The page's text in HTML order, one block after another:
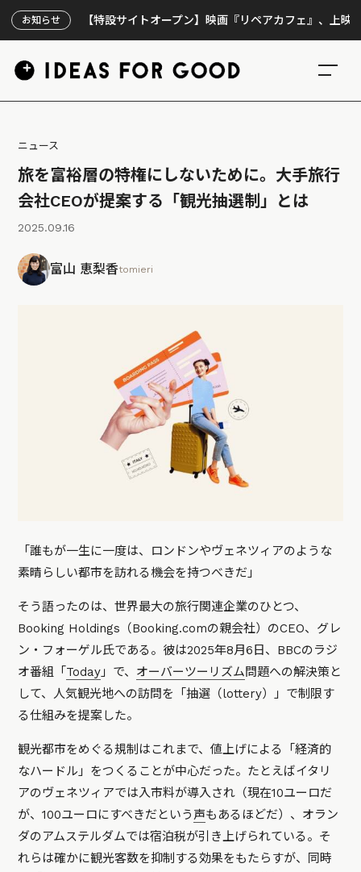
お知らせ
【特設サイトオープン】映画『リペアカフェ』、上映300回の
ニュース
旅を富裕層の特権にしないために。大手旅行
会社CEOが提案する「観光抽選制」とは
2025.09.16
富山 恵梨香tomieri
「誰もが一生に一度は、ロンドンやヴェネツィアのような
素晴らしい都市を訪れる機会を持つべきだ」
そう語ったのは、世界最大の旅行関連企業のひとつ、
Booking Holdings（Booking.comの親会社）のCEO、グレ
ン・フォーゲル氏である。彼は2025年8月6日、BBCのラジ
オ番組「 Today 」で、 オーバーツーリズム問題への解決策と
して、人気観光地への訪問を「抽選（lottery）」で制限す
る仕組みを提案した。
観光都市をめぐる規制はこれまで、値上げによる「経済的
なハードル」をつくることが中心だった。たとえばイタリ
アのヴェネツィアでは入市料が導入され（現在10ユーロだ
が、100ユーロにすべきだという 声もあるほどだ）、オラン
ダのアムステルダムでは宿泊税が引き上げられている。そ
れらは確かに観光客数を抑制する効果をもたらすが、同時